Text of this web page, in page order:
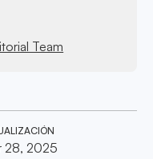
Team
28, 2025